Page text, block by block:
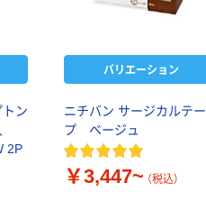
ン
2P
バリエーション
ニチバン サージカルテー
プ ベージュ
￥3,447~ （税込）